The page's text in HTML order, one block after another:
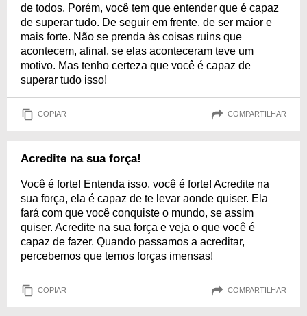
de todos. Porém, você tem que entender que é capaz
de superar tudo. De seguir em frente, de ser maior e
mais forte. Não se prenda às coisas ruins que
acontecem, afinal, se elas aconteceram teve um
motivo. Mas tenho certeza que você é capaz de
superar tudo isso!
COPIAR COMPARTILHAR
Acredite na sua força!
Você é forte! Entenda isso, você é forte! Acredite na
sua força, ela é capaz de te levar aonde quiser. Ela
fará com que você conquiste o mundo, se assim
quiser. Acredite na sua força e veja o que você é
capaz de fazer. Quando passamos a acreditar,
percebemos que temos forças imensas!
COPIAR COMPARTILHAR